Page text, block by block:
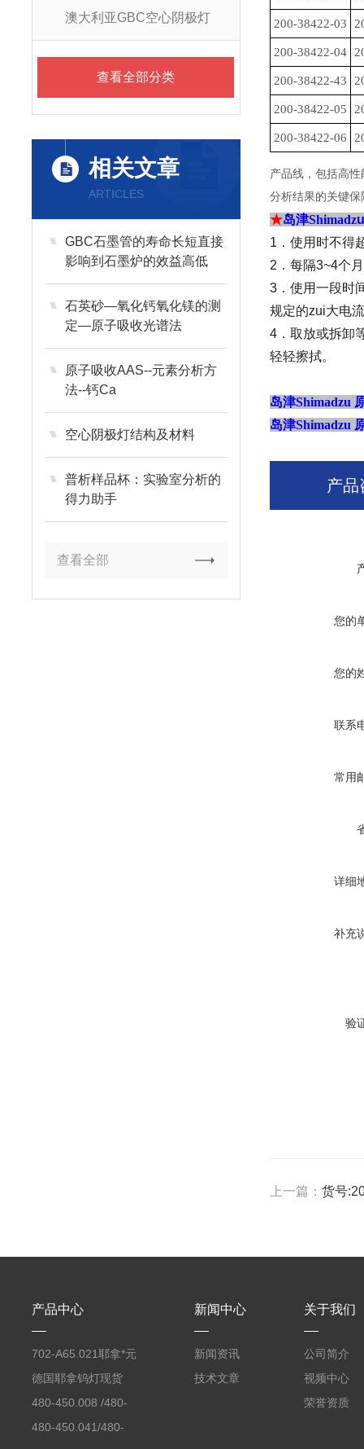
澳大利亚GBC空心阴极灯
查看全部分类
相关文章
ARTICLES
GBC石墨管的寿命长短直接
影响到石墨炉的效益高低
石英砂—氧化钙氧化镁的测
定—原子吸收光谱法
原子吸收AAS--元素分析方
法--钙Ca
空心阴极灯结构及材料
普析样品杯：实验室分析的
得力助手
查看全部
200-38422-03
200-38422-04
200-38422-43
200-38422-05
200-38422-06
产品线，包括高
分析结果的关键保
★岛津Shimadz
1 ．使用时不
2 ．每隔3~4个
3 ．使用一段
规定的zui大电
4 ．取放或拆
轻轻擦拭。
岛津Shimadzu
岛津Shimadzu
产品
您的
您的
联系
常用
详细
补充
验
上一篇：货号
产品中心
702-A65.021耶拿*元
素分析仪反应罐
德国耶拿钨灯现货
480-450.008 /480-
450.008C耶拿镉Cd空
480-450.041/480-
新闻中心
新闻资讯
技术文章
关于我们
公司简介
视频中心
荣誉资质